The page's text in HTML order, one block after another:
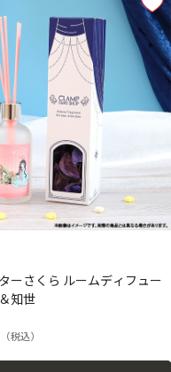
ーさくら ルームディフュー
知世